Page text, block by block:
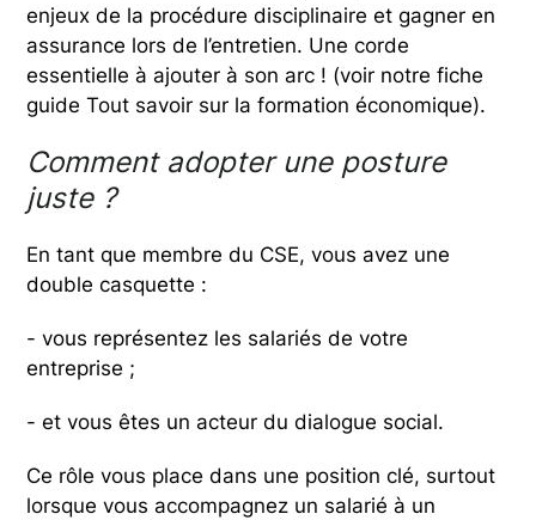
enjeux de la procédure disciplinaire et gagner en
assurance lors de l’entretien. Une corde
essentielle à ajouter à son arc ! (voir notre fiche
guide Tout savoir sur la formation économique).
Comment adopter une posture
juste ?
En tant que membre du CSE, vous avez une
double casquette :
- vous représentez les salariés de votre
entreprise ;
- et vous êtes un acteur du dialogue social.
Ce rôle vous place dans une position clé, surtout
lorsque vous accompagnez un salarié à un